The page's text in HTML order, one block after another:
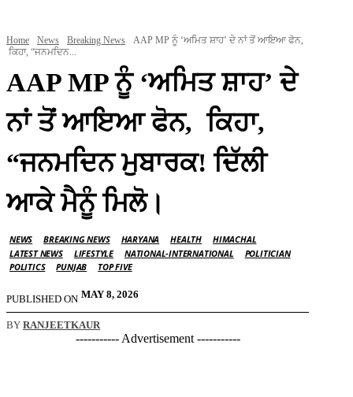
Home News Breaking News
AAP MP ਨੂੰ ‘ਅਮਿਤ ਸ਼ਾਹ’ ਦੇ ਨਾਂ ਤੋਂ ਆਇਆ ਫੋਨ,
ਕਿਹਾ, “ਜਨਮਦਿਨ...
AAP MP ਨੂੰ ‘ਅਮਿਤ ਸ਼ਾਹ’ ਦੇ
ਨਾਂ ਤੋਂ ਆਇਆ ਫੋਨ, ਕਿਹਾ,
“ਜਨਮਦਿਨ ਮੁਬਾਰਕ! ਦਿੱਲੀ
ਆਕੇ ਮੈਨੂੰ ਮਿਲੋ।
NEWS BREAKING NEWS HARYANA HEALTH
HIMACHAL
LATEST NEWS
LIFESTYLE NATIONAL-INTERNATIONAL
POLITICIAN
POLITICS
PUNJAB TOP FIVE
PUBLISHED ON MAY 8, 2026
BY RANJEETKAUR
----------- Advertisement -----------